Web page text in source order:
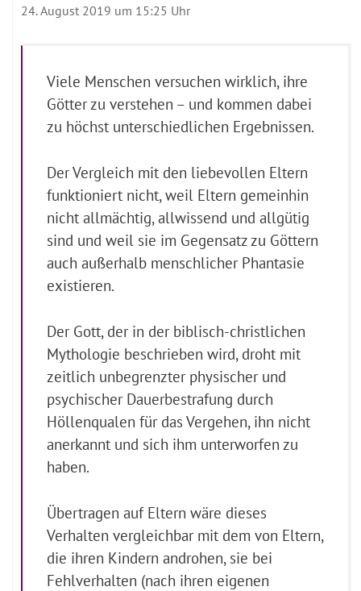
24. August 2019 um 15:25 Uhr
Viele Menschen versuchen wirklich, ihre
Götter zu verstehen – und kommen dabei
zu höchst unterschiedlichen Ergebnissen.
Der Vergleich mit den liebevollen Eltern
funktioniert nicht, weil Eltern gemeinhin
nicht allmächtig, allwissend und allgütig
sind und weil sie im Gegensatz zu Göttern
auch außerhalb menschlicher Phantasie
existieren.
Der Gott, der in der biblisch-christlichen
Mythologie beschrieben wird, droht mit
zeitlich unbegrenzter physischer und
psychischer Dauerbestrafung durch
Höllenqualen für das Vergehen, ihn nicht
anerkannt und sich ihm unterworfen zu
haben.
Übertragen auf Eltern wäre dieses
Verhalten vergleichbar mit dem von Eltern,
die ihren Kindern androhen, sie bei
Fehlverhalten (nach ihren eigenen